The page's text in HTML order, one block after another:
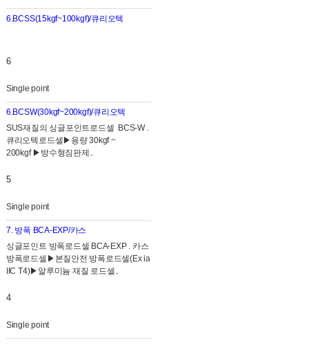
6.BCSS(15kgf~100kgf)/큐리오텍
6
Single point
6.BCSW(30kgf~200kgf)/큐리오텍
SUS재질의 싱글포인트로드셀 BCS-W .
큐리오텍로드셀▶용량 30kgf ~
200kgf ▶방수형짐판제..
5
Single point
7. 방폭 BCA-EXP/카스
싱글포인트 방폭로드셀 BCA-EXP . 카스
방폭로드셀▶본질안전 방폭로드셀(Ex ia
IIC T4)▶ 알루미늄 재질 로드셀..
4
Single point